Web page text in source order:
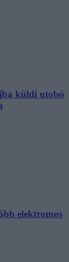
küldi utolsó
elektromos